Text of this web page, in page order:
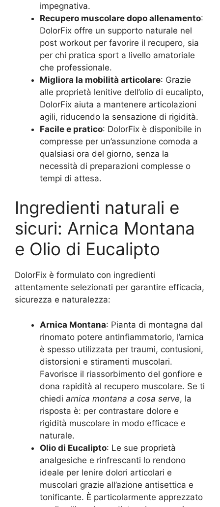
impegnativa.
Recupero muscolare dopo allenamento:
DolorFix offre un supporto naturale nel
post workout per favorire il recupero, sia
per chi pratica sport a livello amatoriale
che professionale.
Migliora la mobilità articolare: Grazie
alle proprietà lenitive dell’olio di eucalipto,
DolorFix aiuta a mantenere articolazioni
agili, riducendo la sensazione di rigidità.
Facile e pratico: DolorFix è disponibile in
compresse per un’assunzione comoda a
qualsiasi ora del giorno, senza la
necessità di preparazioni complesse o
tempi di attesa.
Ingredienti naturali e
sicuri: Arnica Montana
e Olio di Eucalipto
DolorFix è formulato con ingredienti
attentamente selezionati per garantire efficacia,
sicurezza e naturalezza:
Arnica Montana: Pianta di montagna dal
rinomato potere antinfiammatorio, l’arnica
è spesso utilizzata per traumi, contusioni,
distorsioni e stiramenti muscolari.
Favorisce il riassorbimento del gonfiore e
dona rapidità al recupero muscolare. Se ti
chiedi arnica montana a cosa serve, la
risposta è: per contrastare dolore e
rigidità muscolare in modo efficace e
naturale.
Olio di Eucalipto: Le sue proprietà
analgesiche e rinfrescanti lo rendono
ideale per lenire dolori articolari e
muscolari grazie all’azione antisettica e
tonificante. È particolarmente apprezzato